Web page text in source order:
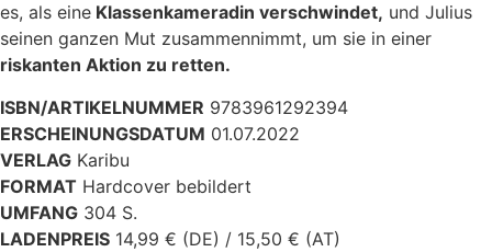
es, als eine Klassenkameradin verschwindet, und Julius
seinen ganzen Mut zusammennimmt, um sie in einer
riskanten Aktion zu retten.
ISBN/ARTIKELNUMMER 9783961292394
ERSCHEINUNGSDATUM 01.07.2022
VERLAG Karibu
FORMAT Hardcover bebildert
UMFANG 304 S.
LADENPREIS 14,99 € (DE) / 15,50 € (AT)